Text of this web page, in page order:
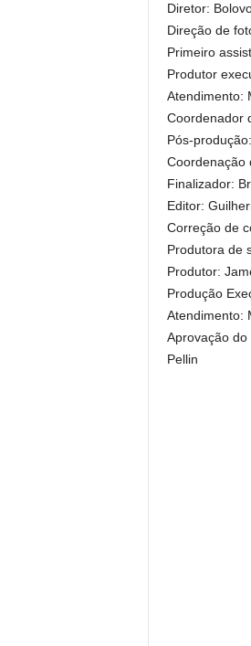
Diretor:
Direção de
Primeiro
Produtor
Atendimento:
Coordenador
Pós-
Coordenação
Finalizador:
Editor:
Correção de
Produtora de
Produtor:
Produção
Atendimento:
Aprovação do
Pellin